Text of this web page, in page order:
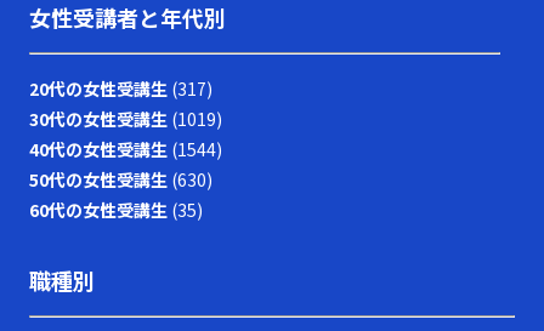
女性受講者と年代別
20代の女性受講生 (317)
30代の女性受講生 (1019)
40代の女性受講生 (1544)
50代の女性受講生 (630)
60代の女性受講生 (35)
職種別